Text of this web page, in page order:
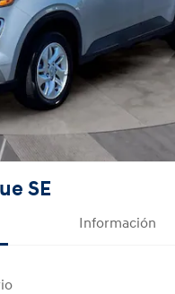
SE
Información